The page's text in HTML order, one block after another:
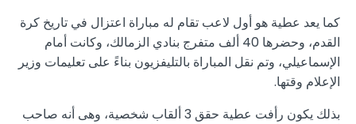
كما يعد عطية هو أول لاعب تقام له مباراة اعتزال في تاريخ كرة
القدم، وحضرها 40 ألف متفرج بنادي الزمالك، وكانت أمام
الإسماعيلي، وتم نقل المباراة بالتليفزيون بناءً على تعليمات وزير
الإعلام وقتها.
بذلك يكون رأفت عطية حقق 3 ألقاب شخصية، وهى أنه صاحب